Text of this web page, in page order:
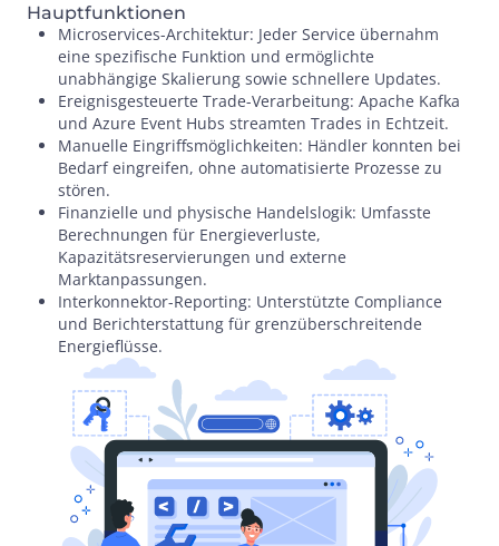
Hauptfunktionen
Microservices-Architektur: Jeder Service übernahm
eine spezifische Funktion und ermöglichte
unabhängige Skalierung sowie schnellere Updates.
Ereignisgesteuerte Trade-Verarbeitung: Apache Kafka
und Azure Event Hubs streamten Trades in Echtzeit.
Manuelle Eingriffsmöglichkeiten: Händler konnten bei
Bedarf eingreifen, ohne automatisierte Prozesse zu
stören.
Finanzielle und physische Handelslogik: Umfasste
Berechnungen für Energieverluste,
Kapazitätsreservierungen und externe
Marktanpassungen.
Interkonnektor-Reporting: Unterstützte Compliance
und Berichterstattung für grenzüberschreitende
Energieflüsse.